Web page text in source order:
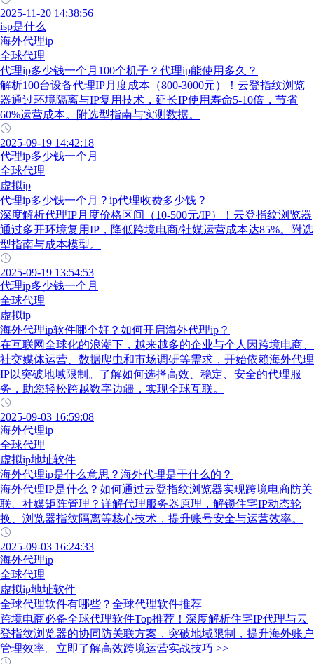
2025-11-20 14:38:56
isp是什么
海外代理ip
全球代理
代理ip多少钱一个月100个机子？代理ip能使用多久？
解析100台设备代理IP月度成本（800-3000元）！云登指纹浏览
器通过环境隔离与IP复用技术，延长IP使用寿命5-10倍，节省
60%运营成本。附选型指南与实测数据。
2025-09-19 14:42:18
代理ip多少钱一个月
全球代理
虚拟ip
代理ip多少钱一个月？ip代理收费多少钱？
深度解析代理IP月度价格区间（10-500元/IP）！云登指纹浏览器
通过多开环境复用IP，降低跨境电商/社媒运营成本达85%。附选
型指南与成本模型。
2025-09-19 13:54:53
代理ip多少钱一个月
全球代理
虚拟ip
海外代理ip软件哪个好？如何开启海外代理ip？
在互联网全球化的浪潮下，越来越多的企业与个人因跨境电商、
社交媒体运营、数据爬虫和市场调研等需求，开始依赖海外代理
IP以突破地域限制。了解如何选择高效、稳定、安全的代理服
务，助您轻松跨越数字边疆，实现全球互联。
2025-09-03 16:59:08
海外代理ip
全球代理
虚拟ip地址软件
海外代理ip是什么意思？海外代理是干什么的？
海外代理IP是什么？如何通过云登指纹浏览器实现跨境电商防关
联、社媒矩阵管理？详解代理服务器原理，解锁住宅IP动态轮
换、浏览器指纹隔离等核心技术，提升账号安全与运营效率。
2025-09-03 16:24:33
海外代理ip
全球代理
虚拟ip地址软件
全球代理软件有哪些？全球代理软件推荐
跨境电商必备全球代理软件Top推荐！深度解析住宅IP代理与云
登指纹浏览器的协同防关联方案，突破地域限制，提升海外账户
管理效率。立即了解高效跨境运营实战技巧 >>